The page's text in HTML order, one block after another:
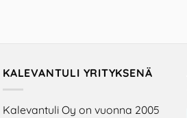
KALEVANTULI YRITYKSENÄ
Kalevantuli Oy on vuonna 2005